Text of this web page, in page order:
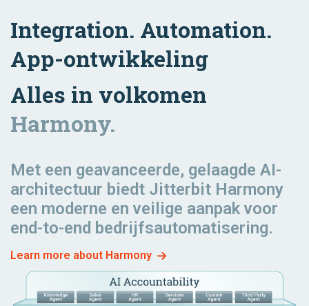
Fulfillment
Integration. Automation.
App-ontwikkeling
Alles in volkomen
Harmony.
Met een geavanceerde, gelaagde AI-
architectuur biedt Jitterbit Harmony
een moderne en veilige aanpak voor
end-to-end bedrijfsautomatisering.
Learn more about Harmony